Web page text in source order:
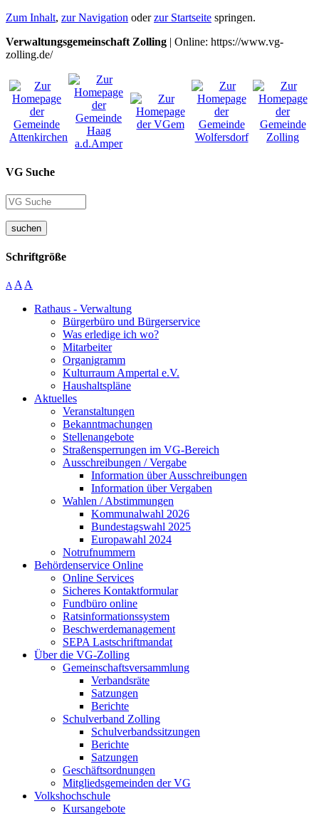
Zum Inhalt, zur Navigation oderzur Startseite springen.
Verwaltungsgemeinschaft Zolling | Online: https://www.vg-
zolling.de/
VG Suche
suchen
Schriftgröße
A A A
Rathaus - Verwaltung
Bürgerbüro und Bürgerservice
Was erledige ich wo?
Mitarbeiter
Organigramm
Kulturraum Ampertal e.V.
Haushaltspläne
Aktuelles
Veranstaltungen
Bekanntmachungen
Stellenangebote
Straßensperrungen im VG-Bereich
Ausschreibungen / Vergabe
Information über Ausschreibungen
Information über Vergaben
Wahlen / Abstimmungen
Kommunalwahl 2026
Bundestagswahl 2025
Europawahl 2024
Notrufnummern
Behördenservice Online
Online Services
Sicheres Kontaktformular
Fundbüro online
Ratsinformationssystem
Beschwerdemanagement
SEPA Lastschriftmandat
Über die VG-Zolling
Gemeinschaftsversammlung
Verbandsräte
Satzungen
Berichte
Schulverband Zolling
Schulverbandssitzungen
Berichte
Satzungen
Geschäftsordnungen
Mitgliedsgemeinden der VG
Volkshochschule
Kursangebote